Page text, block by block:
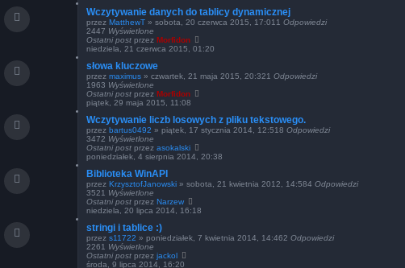
Wczytywanie danych do tablicy dynamicznej
przez MatthewT » sobota, 20 czerwca 2015, 17:01 1 Odpowiedzi
2447 Wyświetlone
Ostatni post przez Morfidon
niedziela, 21 czerwca 2015, 01:20
słowa kluczowe
przez maximus » czwartek, 21 maja 2015, 20:321 Odpowiedzi
1963 Wyświetlone
Ostatni post przez Morfidon
piątek, 29 maja 2015, 11:08
Wczytywanie liczb losowych z pliku tekstowego.
przez bartus0492 » piątek, 17 stycznia 2014, 12:518 Odpowiedzi
3472 Wyświetlone
Ostatni post przez asokalski
poniedziałek, 4 sierpnia 2014, 20:38
Biblioteka WinAPI
przez KrzysztofJanowski » sobota, 21 kwietnia 2012, 14:584 Odpowiedzi
3521 Wyświetlone
Ostatni post przez Narzew
niedziela, 20 lipca 2014, 16:18
stringi i tablice :)
przez s11722 » poniedziałek, 7 kwietnia 2014, 14:462 Odpowiedzi
2261 Wyświetlone
Ostatni post przez jackol
środa, 9 lipca 2014, 16:20